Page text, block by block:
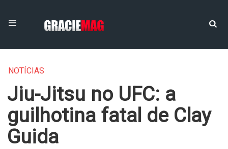
NOTÍCIAS
Jiu-Jitsu no UFC: a
guilhotina fatal de Clay
Guida